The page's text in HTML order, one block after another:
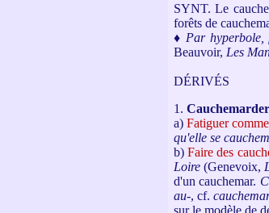
SYNT. Le
forêts de
♦ Par hyperbole,
Beauvoir, Les
DÉRIVÉS
1. Cauchemarder
a) Fatiguer
qu'elle se
b) Faire des
Loire(Genevoix,
d'un cauchemar.
au-, cf.
sur le modèle de